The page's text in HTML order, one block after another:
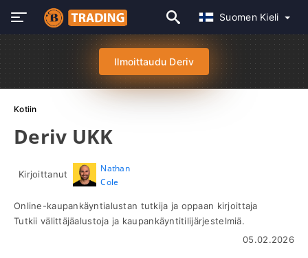
Suomen Kieli
Ilmoittaudu Deriv
Kotiin
Deriv UKK
Kirjoittanut
Nathan
Cole
Online-kaupankäyntialustan tutkija ja oppaan kirjoittaja
Tutkii välittäjäalustoja ja kaupankäyntitilijärjestelmiä.
05.02.2026